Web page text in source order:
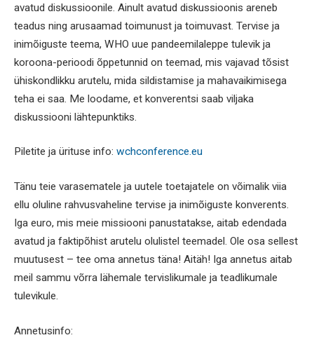
avatud diskussioonile. Ainult avatud diskussioonis areneb
teadus ning arusaamad toimunust ja toimuvast. Tervise ja
inimõiguste teema, WHO uue pandeemilaleppe tulevik ja
koroona-perioodi õppetunnid on teemad, mis vajavad tõsist
ühiskondlikku arutelu, mida sildistamise ja mahavaikimisega
teha ei saa. Me loodame, et konverentsi saab viljaka
diskussiooni lähtepunktiks.
Piletite ja ürituse info: wchconference.eu
Tänu teie varasematele ja uutele toetajatele on võimalik viia
ellu oluline rahvusvaheline tervise ja inimõiguste konverents.
Iga euro, mis meie missiooni panustatakse, aitab edendada
avatud ja faktipõhist arutelu olulistel teemadel. Ole osa sellest
muutusest – tee oma annetus täna! Aitäh! Iga annetus aitab
meil sammu võrra lähemale tervislikumale ja teadlikumale
tulevikule.
Annetusinfo: